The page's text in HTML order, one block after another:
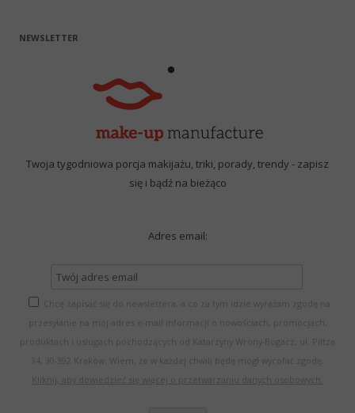
NEWSLETTER
Twoja tygodniowa porcja makijażu, triki, porady, trendy - zapisz
się i bądź na bieżąco
Adres email:
Chcę zapisać się do newslettera, a co za tym idzie wyrażam zgodę na
przesyłanie na mój adres e-mail informacji o nowościach, promocjach,
produktach i usługach pochodzących od Katarzyny Wrony-Bogacz, ul. Piltza
34, 30-392 Kraków. Wiem, że w każdej chwili będę mógł wycofać zgodę.
Kliknij, aby dowiedzieć się więcej o przetwarzaniu danych osobowych.